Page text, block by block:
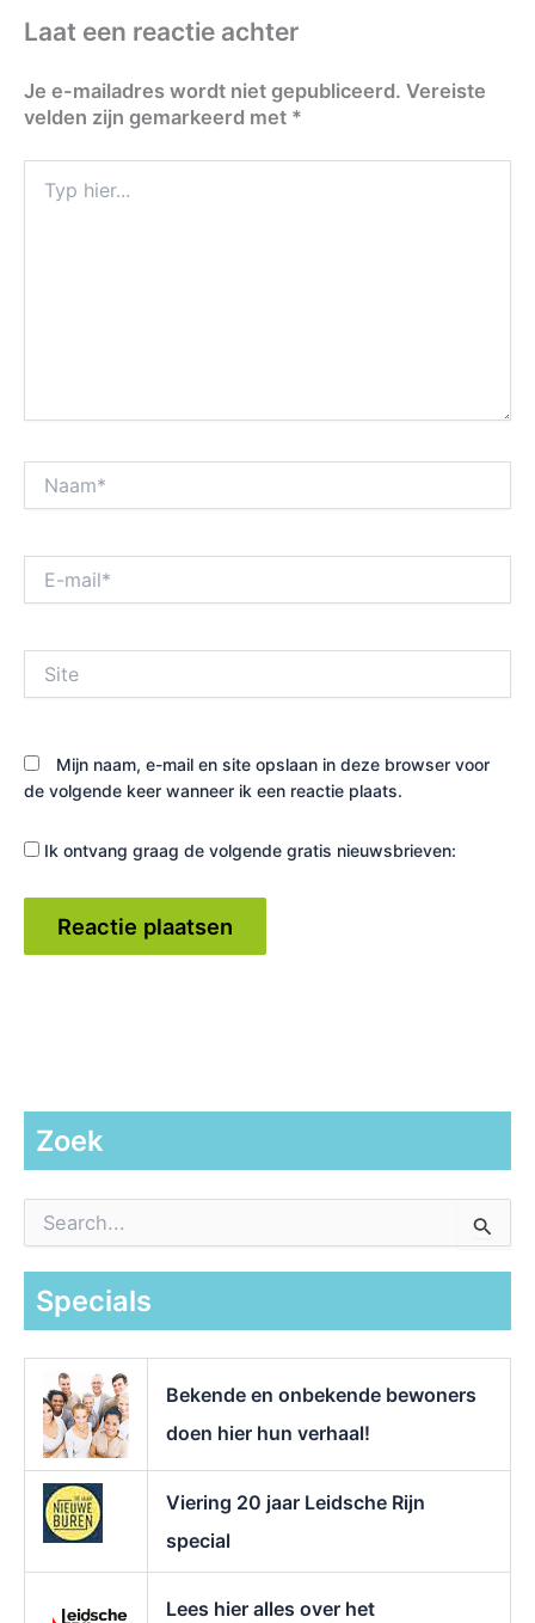
Laat een reactie achter
Je e-mailadres wordt niet gepubliceerd. Vereiste
velden zijn gemarkeerd met *
hier...
mail*
Mijn naam, e-mail en site opslaan in deze browser voor
de volgende keer wanneer ik een reactie plaats.
Ik ontvang graag de volgende gratis nieuwsbrieven:
Zoek
a
Specials
Bekende en onbekende bewoners
doen hier hun verhaal!
Viering 20 jaar Leidsche Rijn
special
Lees hier alles over het